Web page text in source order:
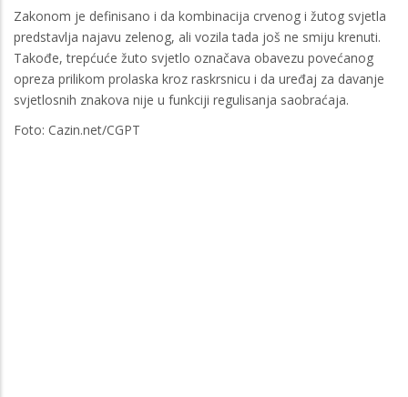
Zakonom je definisano i da kombinacija crvenog i žutog svjetla
predstavlja najavu zelenog, ali vozila tada još ne smiju krenuti.
Takođe, trepćuće žuto svjetlo označava obavezu povećanog
opreza prilikom prolaska kroz raskrsnicu i da uređaj za davanje
svjetlosnih znakova nije u funkciji regulisanja saobraćaja.
Foto: Cazin.net/CGPT